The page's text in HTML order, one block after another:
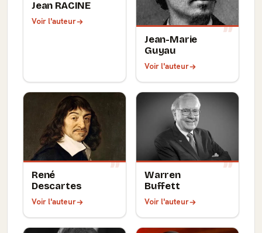
Jean RACINE
Voir l'auteur
Jean-Marie
Guyau
Voir l'auteur
René
Descartes
Voir l'auteur
Warren
Buffett
Voir l'auteur